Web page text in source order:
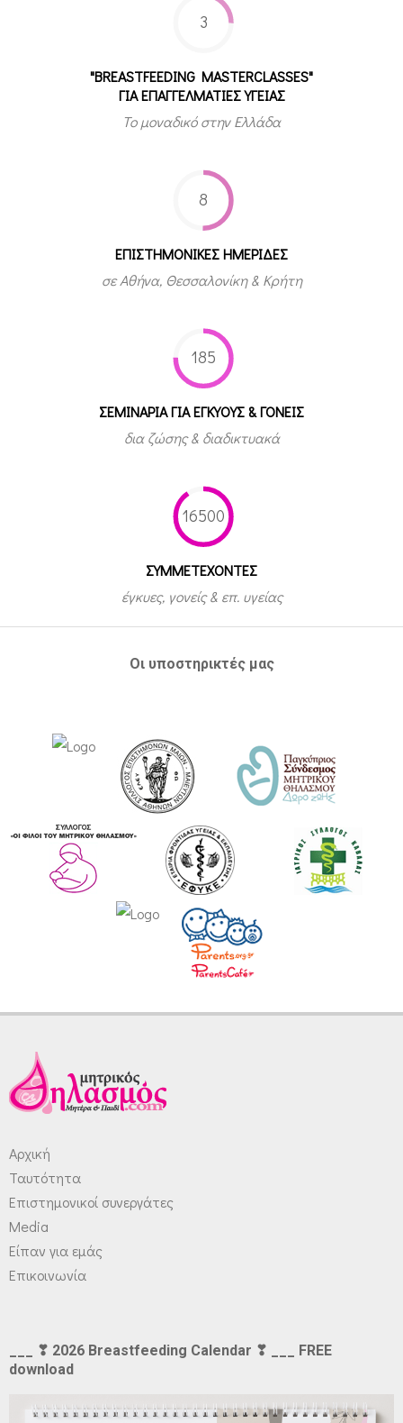
3
"BREASTFEEDING MASTERCLASSES"
ΓΙΑ ΕΠΑΓΓΕΛΜΑΤΙΕΣ ΥΓΕΙΑΣ
Το μοναδικό στην Ελλάδα
8
ΕΠΙΣΤΗΜΟΝΙΚΕΣ ΗΜΕΡΙΔΕΣ
σε Αθήνα, Θεσσαλονίκη & Κρήτη
185
ΣΕΜΙΝΑΡΙΑ ΓΙΑ ΕΓΚΥΟΥΣ & ΓΟΝΕΙΣ
δια ζώσης & διαδικτυακά
16500
ΣΥΜΜΕΤEΧΟΝΤΕΣ
έγκυες, γονείς & επ. υγείας
Οι υποστηρικτές μας
Αρχική
Ταυτότητα
Επιστημονικοί συνεργάτες
Media
Είπαν για εμάς
Επικοινωνία
___ ❣ 2026 Breastfeeding Calendar ❣ ___ FREE
download